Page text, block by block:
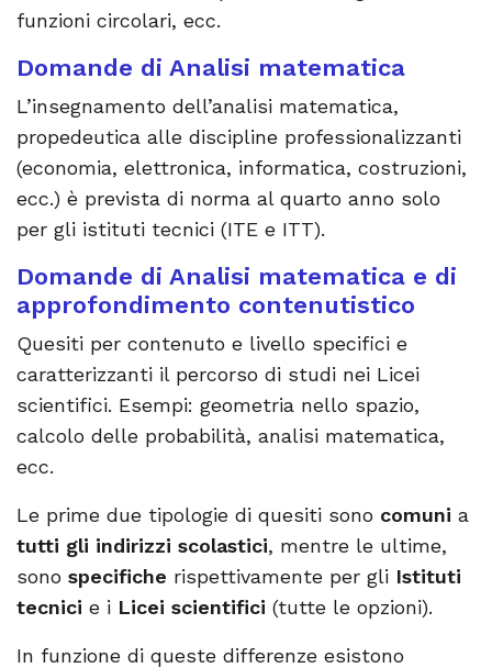
funzioni circolari, ecc.
Domande di Analisi matematica
L’insegnamento dell’analisi matematica,
propedeutica alle discipline professionalizzanti
(economia, elettronica, informatica, costruzioni,
ecc.) è prevista di norma al quarto anno solo
per gli istituti tecnici (ITE e ITT).
Domande di Analisi matematica e di
approfondimento contenutistico
Quesiti per contenuto e livello specifici e
caratterizzanti il percorso di studi nei Licei
scientifici. Esempi: geometria nello spazio,
calcolo delle probabilità, analisi matematica,
ecc.
Le prime due tipologie di quesiti sono comuni a
tutti gli indirizzi scolastici, mentre le ultime,
sono specifiche rispettivamente per gli Istituti
tecnici e i Licei scientifici (tutte le opzioni).
In funzione di queste differenze esistono